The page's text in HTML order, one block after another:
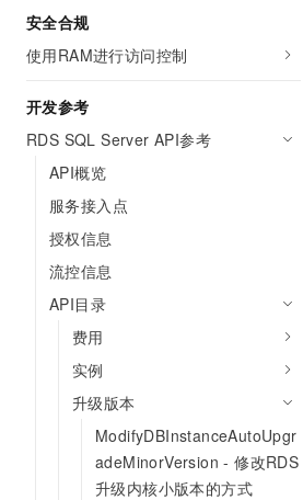
安全合规
使用RAM进行访问控制
开发参考
RDS SQL Server API参考
API概览
服务接入点
授权信息
流控信息
API目录
费用
实例
升级版本
ModifyDBInstanceAutoUpgr
adeMinorVersion - 修改RDS
升级内核小版本的方式